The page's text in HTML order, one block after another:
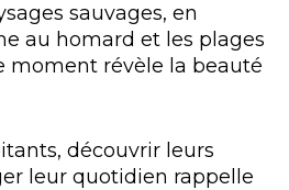
sauvages, en
au homard et les plages
moment révèle la beauté
découvrir leurs
leur quotidien rappelle